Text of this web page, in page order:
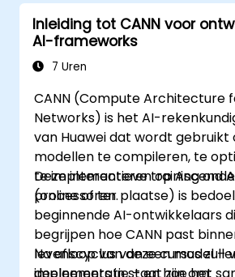
Inleiding tot CANN voor
AI-frameworks
7 Uren
CANN (Compute Architecture
Networks) is het AI-
van Huawei dat wordt gebruikt
modellen te compileren, te
te implementeren op Ascend
processoren.
Deze interactieve training
(online of ter plaatse) is
beginnende AI-ontwikkelaars
begrijpen hoe CANN past
levenscyclus van een model –
implementatie – en hoe het
Na afloop van deze cursus
deelnemers in staat zijn om: